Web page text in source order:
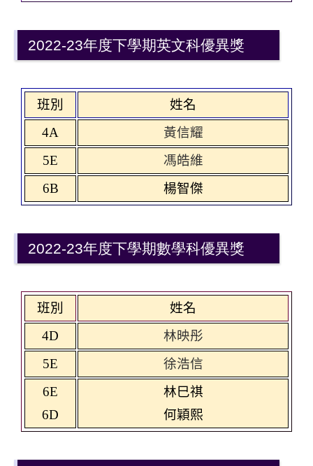
2022-23年度下學期英文科優異獎
班別
姓名
4A
黃信耀
5E
馮皓維
6B
楊智傑
2022-23年度下學期數學科優異獎
班別
姓名
4D
林映彤
5E
徐浩信
6E
6D
林巳祺
何穎熙